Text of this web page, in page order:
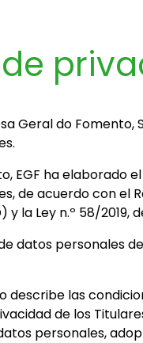
Geral do
EGF ha elaborado
de acuerdo con el
y la Ley n.º 58/
datos personales
describe las
de los
personales,